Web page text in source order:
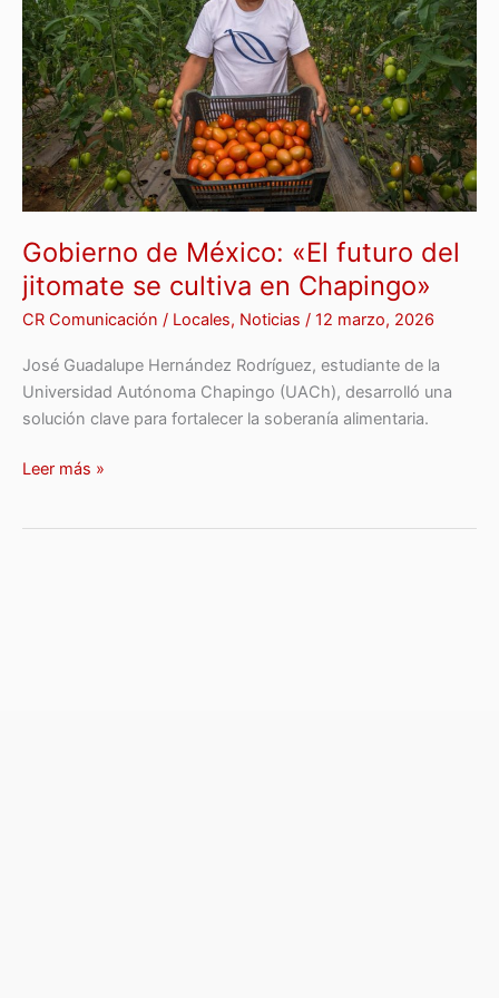
Gobierno de México: «El futuro del
jitomate se cultiva en Chapingo»
CR Comunicación / Locales, Noticias / 12 marzo, 2026
José Guadalupe Hernández Rodríguez, estudiante de la
Universidad Autónoma Chapingo (UACh), desarrolló una
solución clave para fortalecer la soberanía alimentaria.
futuro
del
jitomate
se
cultiva
en
Chapingo»
Leer más »